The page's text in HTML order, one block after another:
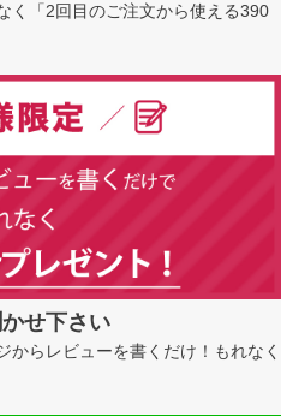
く「2回目のご注文から使える390
せ下さい
からレビューを書くだけ！もれなく